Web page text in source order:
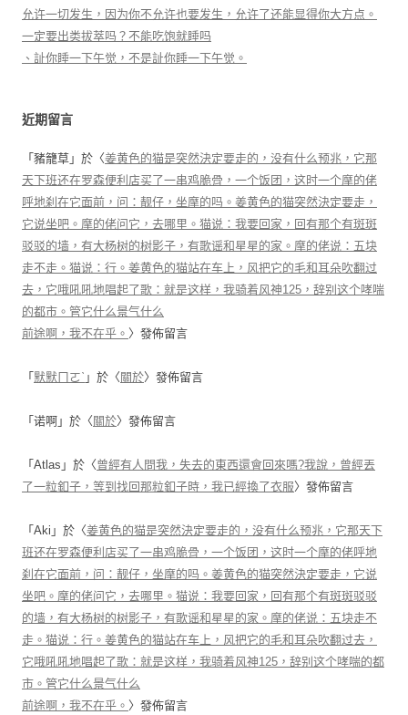
允许一切发生，因为你不允许也要发生，允许了还能显得你大方点。
一定要出类拔萃吗？不能吃饱就睡吗
、訨你睡一下午觉，不是訨你睡一下午觉。
近期留言
「 豬籠草 」於〈姜黄色的猫是突然決定要走的，没有什么预兆，它那
天下班还在罗森便利店买了一串鸡脆骨，一个饭团，这时一个摩的佬
呼地刹在它面前，问：靓仔，坐摩的吗。姜黄色的猫突然決定要走，
它说坐吧。摩的佬问它，去哪里。猫说：我要回家，回有那个有斑斑
驳驳的墙，有大杨树的树影子，有歌谣和星星的家。摩的佬说：五块
走不走。猫说：行。姜黄色的猫站在车上，风把它的毛和耳朵吹翻过
去，它哦吼吼地唱起了歌：就是这样，我骑着风神125，辞别这个哮喘
的都市。管它什么景气什么
前途啊，我不在乎。 〉發佈留言
「 默默ㄇㄛˋ 」於〈 關於〉發佈留言
「 诺啊 」於〈 關於〉發佈留言
「 Atlas 」於〈曾經有人問我，失去的東西還會回來嗎?我說，曾經丟
了一粒釦子，等到找回那粒釦子時，我已經換了衣服〉發佈留言
「 Aki 」於〈姜黄色的猫是突然決定要走的，没有什么预兆，它那天下
班还在罗森便利店买了一串鸡脆骨，一个饭团，这时一个摩的佬呼地
刹在它面前，问：靓仔，坐摩的吗。姜黄色的猫突然決定要走，它说
坐吧。摩的佬问它，去哪里。猫说：我要回家，回有那个有斑斑驳驳
的墙，有大杨树的树影子，有歌谣和星星的家。摩的佬说：五块走不
走。猫说：行。姜黄色的猫站在车上，风把它的毛和耳朵吹翻过去，
它哦吼吼地唱起了歌：就是这样，我骑着风神125，辞别这个哮喘的都
市。管它什么景气什么
前途啊，我不在乎。 〉發佈留言